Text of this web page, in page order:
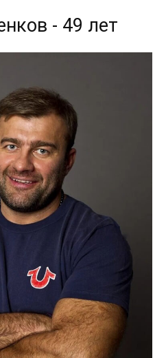
- 49 лет